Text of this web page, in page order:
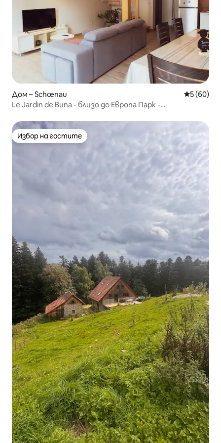
Дом – Schœnau Средна
5 (60)
Le Jardin de Buna - близо до Европа Парк -
Избор на гостите
Избор на гостите